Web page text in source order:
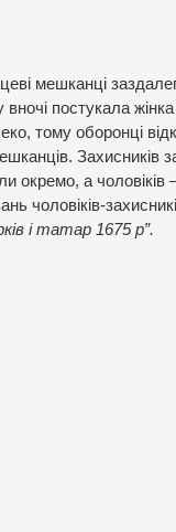
мешканці
постукала жінка
тому оборонці
Захисників
окремо, а чоловіків
чоловіків-
і татар 1675 р”.